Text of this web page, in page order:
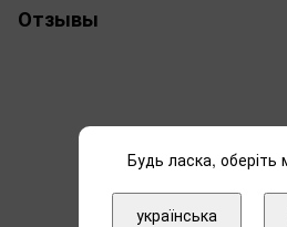
Отзывы
Будь ласка, оберіть
українська